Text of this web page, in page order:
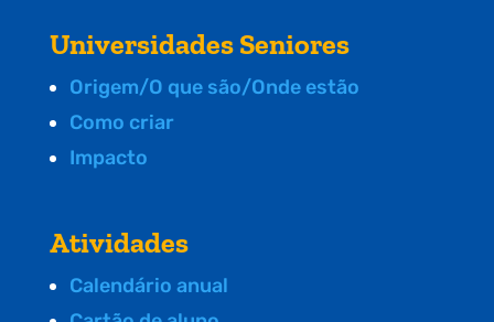
Universidades Seniores
Origem/O que são/Onde estão
Como criar
Impacto
Atividades
Calendário anual